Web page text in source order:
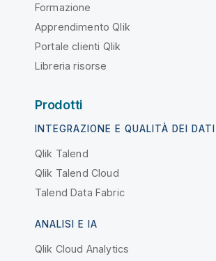
Formazione
Apprendimento Qlik
Portale clienti Qlik
Libreria risorse
Prodotti
INTEGRAZIONE E QUALITÀ DEI DATI
Qlik Talend
Qlik Talend Cloud
Talend Data Fabric
ANALISI E IA
Qlik Cloud Analytics